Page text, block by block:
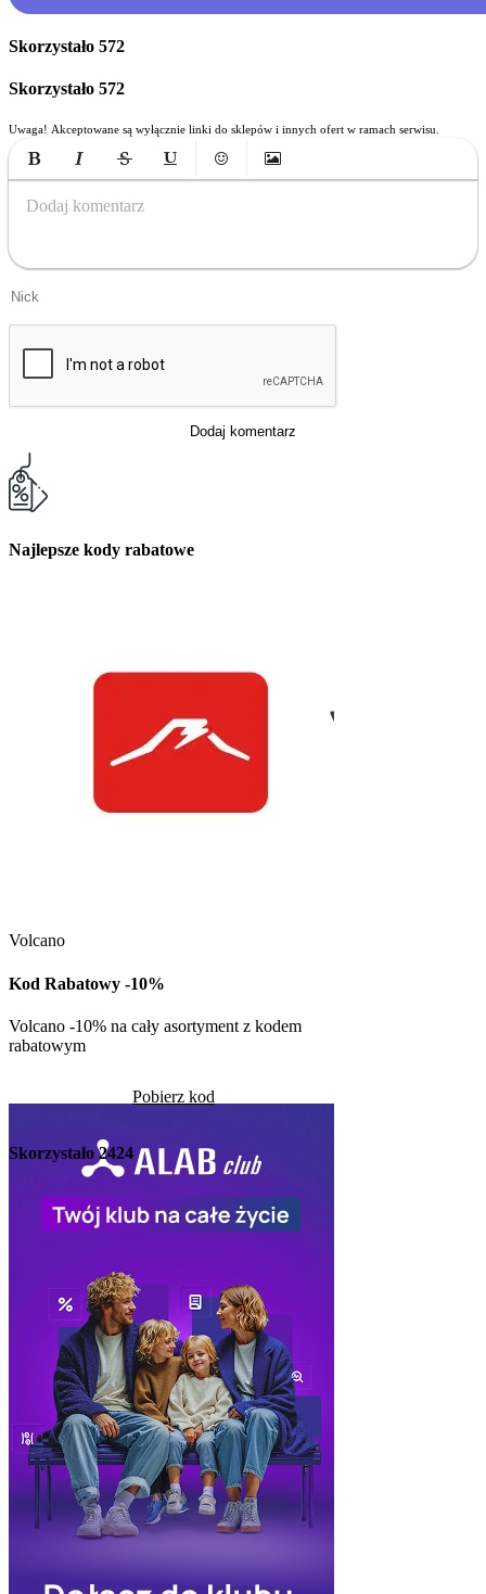
Skorzystało 572
Skorzystało 572
Uwaga! Akceptowane są wyłącznie linki do sklepów i innych ofert w ramach serwisu.
Bold Italic Strikethrough
UnderlineEmoticonsInsert Image
Dodaj komentarz
Dodaj komentarz
Najlepsze kody rabatowe
Volcano
Kod Rabatowy -10%
Volcano -10% na cały asortyment z kodem
rabatowym
Pobierz kod
Skorzystało2424